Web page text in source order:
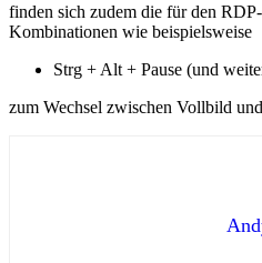
finden sich zudem die für den
Kombinationen wie beispielsweise
Strg + Alt + Pause (und
zum Wechsel zwischen Vollbild